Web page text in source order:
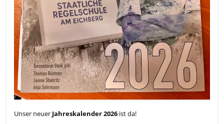
Unser neuer Jahreskalender 2026 ist da!